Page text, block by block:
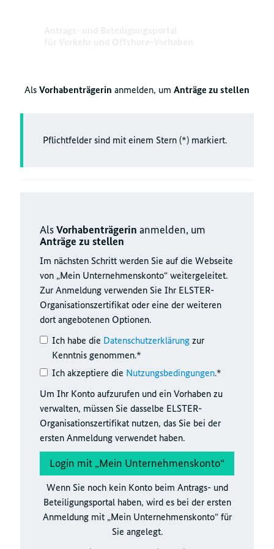
Als Vorhabenträgerin anmelden, um Anträge zu stellen
Pflichtfelder sind mit einem Stern (*) markiert.
AlsVorhabenträgerin anmelden, um
Anträge zu stellen
Im nächsten Schritt werden Sie auf die Webseite
von „Mein Unternehmenskonto“ weitergeleitet.
Zur Anmeldung verwenden Sie Ihr ELSTER-
Organisationszertifikat oder eine der weiteren
dort angebotenen Optionen.
Ich habe die Datenschutzerklärung zur
Kenntnis genommen.*
Ich akzeptiere die Nutzungsbedingungen.*
Um Ihr Konto aufzurufen und ein Vorhaben zu
verwalten, müssen Sie dasselbe ELSTER-
Organisationszertifikat nutzen, das Sie bei der
ersten Anmeldung verwendet haben.
Wenn Sie noch kein Konto beim Antrags- und
Beteiligungsportal haben, wird es bei der ersten
Anmeldung mit „Mein Unternehmenskonto“ für
Sie angelegt.